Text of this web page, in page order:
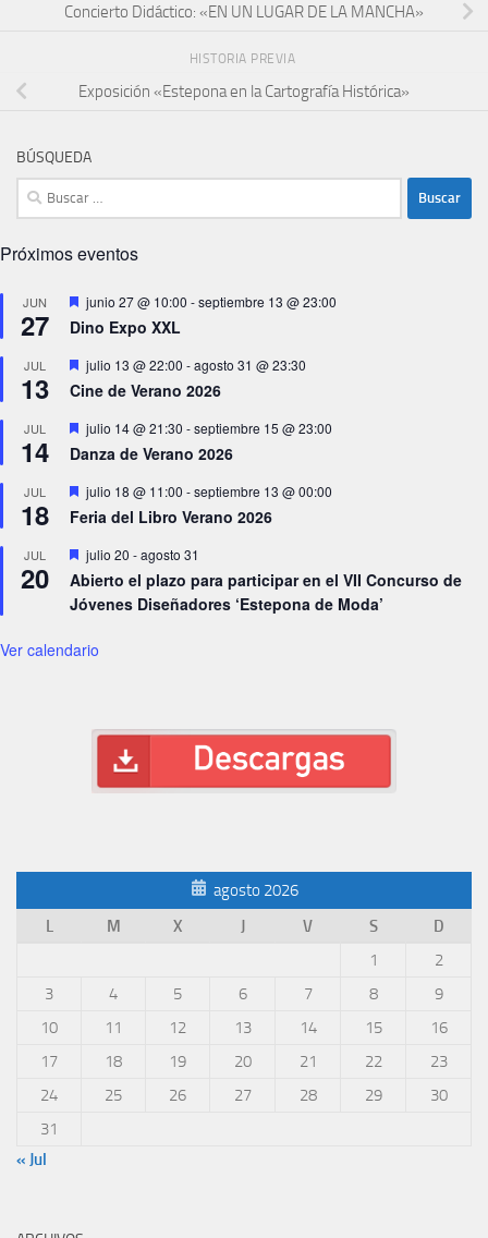
Concierto Didáctico: «EN UN LUGAR DE LA MANCHA»
HISTORIA PREVIA
Exposición «Estepona en la Cartografía Histórica»
BÚSQUEDA
Buscar:
Próximos eventos
JUN
27
Destacado
junio 27 @ 10:00 -septiembre 13 @ 23:00
Dino Expo XXL
JUL
13
Destacado
julio 13 @ 22:00 -agosto 31 @ 23:30
Cine de Verano 2026
JUL
14
Destacado
julio 14 @ 21:30 -septiembre 15 @ 23:00
Danza de Verano 2026
JUL
18
Destacado
julio 18 @ 11:00 -septiembre 13 @ 00:00
Feria del Libro Verano 2026
JUL
20
Destacado
julio 20 -agosto 31
Abierto el plazo para participar en el VII Concurso de
Jóvenes Diseñadores ‘Estepona de Moda’
Ver calendario
agosto 2026
L
M X J V S
D
1
2
3
4 5 6 7 8
9
10
11 12 13 14 15
16
17
18 19 20 21 22
23
24
25 26 27 28 29
30
31
« Jul